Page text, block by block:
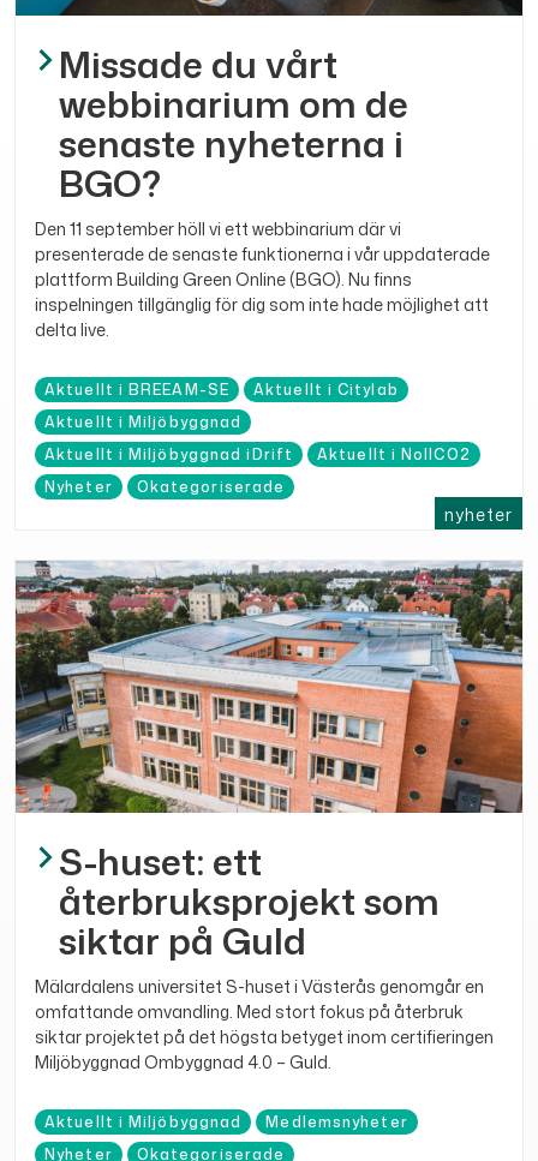
nyheter
Missade du vårt
webbinarium om de
senaste nyheterna i
BGO?
Den 11 september höll vi ett webbinarium där vi
presenterade de senaste funktionerna i vår uppdaterade
plattform Building Green Online (BGO). Nu finns
inspelningen tillgänglig för dig som inte hade möjlighet att
delta live.
Aktuellt i BREEAM-SE
Aktuellt i Citylab
Aktuellt i Miljöbyggnad
Aktuellt i Miljöbyggnad iDrift
Aktuellt i NollCO2
Nyheter
Okategoriserade
S-huset: ett
återbruksprojekt som
siktar på Guld
Mälardalens universitet S-huset i Västerås genomgår en
omfattande omvandling. Med stort fokus på återbruk
siktar projektet på det högsta betyget inom certifieringen
Miljöbyggnad Ombyggnad 4.0 – Guld.
Aktuellt i Miljöbyggnad
Medlemsnyheter
Nyheter
Okategoriserade